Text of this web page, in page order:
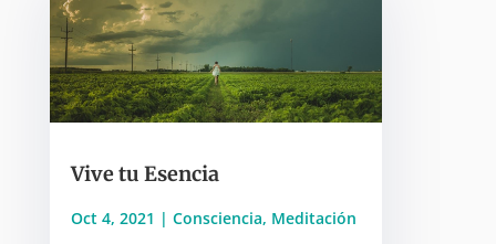
Vive tu Esencia
Oct 4, 2021 | Consciencia, Meditación